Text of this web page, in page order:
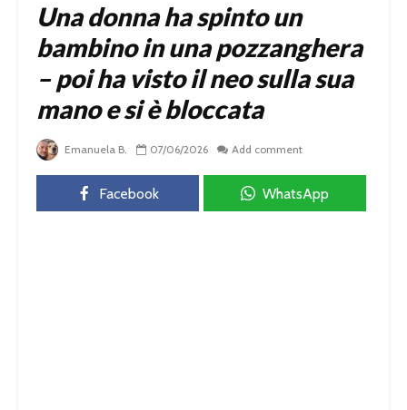
Una donna ha spinto un
bambino in una pozzanghera
– poi ha visto il neo sulla sua
mano e si è bloccata
Emanuela B. 07/06/2026 Add comment
Facebook WhatsApp